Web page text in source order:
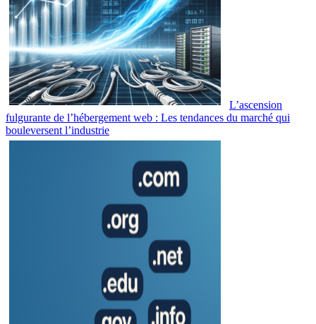
L’ascension
fulgurante de l’hébergement web : Les tendances du marché qui
bouleversent l’industrie